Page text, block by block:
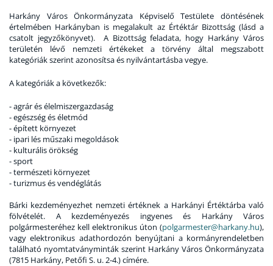
Harkány Város Önkormányzata Képviselő Testülete döntésének
értelmében Harkányban is megalakult az Értéktár Bizottság (lásd a
csatolt jegyzőkönyvet). A Bizottság feladata, hogy Harkány Város
területén lévő nemzeti értékeket a törvény által megszabott
kategóriák szerint azonosítsa és nyilvántartásba vegye.
A kategóriák a következők:
- agrár és élelmiszergazdaság
- egészség és életmód
- épített környezet
- ipari lés műszaki megoldások
- kulturális örökség
- sport
- természeti környezet
- turizmus és vendéglátás
Bárki kezdeményezhet nemzeti értéknek a Harkányi Értéktárba való
fölvételét. A kezdeményezés ingyenes és Harkány Város
polgármesteréhez kell elektronikus úton (polgarmester@harkany.hu),
vagy elektronikus adathordozón benyújtani a kormányrendeletben
található nyomtatványminták szerint Harkány Város Önkormányzata
(7815 Harkány, Petőfi S. u. 2-4.) címére.